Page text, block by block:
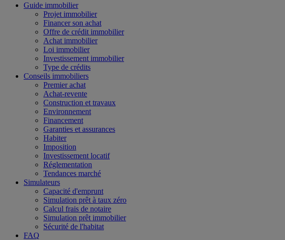
Guide immobilier
Projet immobilier
Financer son achat
Offre de crédit immobilier
Achat immobilier
Loi immobilier
Investissement immobilier
Type de crédits
Conseils immobiliers
Premier achat
Achat-revente
Construction et travaux
Environnement
Financement
Garanties et assurances
Habiter
Imposition
Investissement locatif
Réglementation
Tendances marché
Simulateurs
Capacité d'emprunt
Simulation prêt à taux zéro
Calcul frais de notaire
Simulation prêt immobilier
Sécurité de l'habitat
FAQ